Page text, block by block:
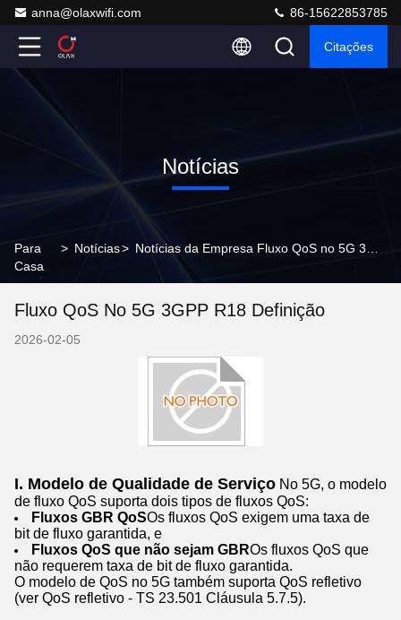
anna@olaxwifi.com 86-15622853785
Citações
Notícias
Para
Casa
> Notícias> Notícias da Empresa Fluxo QoS no 5G 3GPP R18 Definição
Fluxo QoS No 5G 3GPP R18 Definição
2026-02-05
I. Modelo de Qualidade de Serviço No 5G, o modelo
de fluxo QoS suporta dois tipos de fluxos QoS:
Fluxos GBR QoSOs fluxos QoS exigem uma taxa de
bit de fluxo garantida, e
Fluxos QoS que não sejam GBROs fluxos QoS que
não requerem taxa de bit de fluxo garantida.
O modelo de QoS no 5G também suporta QoS refletivo
(ver QoS refletivo - TS 23.501 Cláusula 5.7.5).